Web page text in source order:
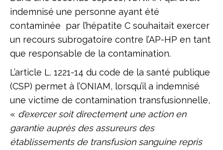
indemnisé une personne ayant été
contaminée par l’hépatite C souhaitait exercer
un recours subrogatoire contre l’AP-HP en tant
que responsable de la contamination.
L’article L. 1221-14 du code de la santé publique
(CSP) permet à l’ONIAM, lorsqu’il a indemnisé
une victime de contamination transfusionnelle,
« d’exercer soit directement une action en
garantie auprès des assureurs des
établissements de transfusion sanguine repris